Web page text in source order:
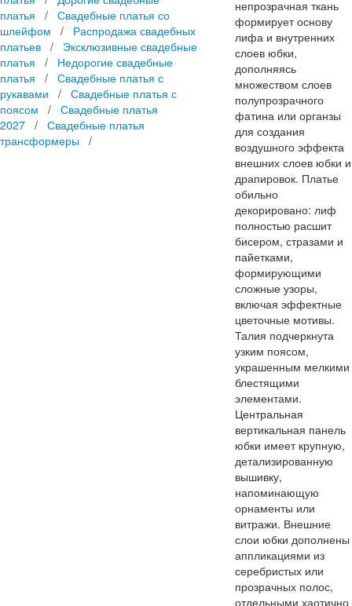
платья / Свадебные платья со
шлейфом / Распродажа свадебных
платьев / Эксклюзивные свадебные
платья / Недорогие свадебные
платья / Свадебные платья с
рукавами / Свадебные платья с
поясом / Свадебные платья
2027 / Свадебные платья
трансформеры /
непрозрачная ткань
формирует основу
лифа и внутренних
слоев юбки,
дополняясь
множеством слоев
полупрозрачного
фатина или органзы
для создания
воздушного эффекта
внешних слоев юбки и
драпировок. Платье
обильно
декорировано: лиф
полностью расшит
бисером, стразами и
пайетками,
формирующими
сложные узоры,
включая эффектные
цветочные мотивы.
Талия подчеркнута
узким поясом,
украшенным мелкими
блестящими
элементами.
Центральная
вертикальная панель
юбки имеет крупную,
детализированную
вышивку,
напоминающую
орнаменты или
витражи. Внешние
слои юбки дополнены
аппликациями из
серебристых или
прозрачных полос,
отдельными хаотично